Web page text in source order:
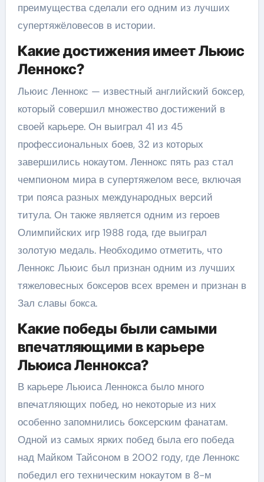
преимущества сделали его одним из лучших
супертяжёловесов в истории.
Какие достижения имеет Льюис
Леннокс?
Льюис Леннокс — известный английский боксер,
который совершил множество достижений в
своей карьере. Он выиграл 41 из 45
профессиональных боев, 32 из которых
завершились нокаутом. Леннокс пять раз стал
чемпионом мира в супертяжелом весе, включая
три пояса разных международных версий
титула. Он также является одним из героев
Олимпийских игр 1988 года, где выиграл
золотую медаль. Необходимо отметить, что
Леннокс Льюис был признан одним из лучших
тяжеловесных боксеров всех времен и признан в
Зал славы бокса.
Какие победы были самыми
впечатляющими в карьере
Льюиса Леннокса?
В карьере Льюиса Леннокса было много
впечатляющих побед, но некоторые из них
особенно запомнились боксерским фанатам.
Одной из самых ярких побед была его победа
над Майком Тайсоном в 2002 году, где Леннокс
победил его техническим нокаутом в 8-м